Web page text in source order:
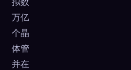
万亿
个晶
体管
并在